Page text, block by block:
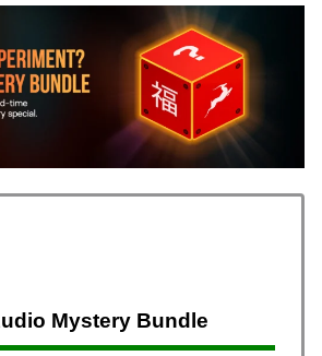
Mystery Bundle